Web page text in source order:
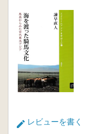
レビューを書く